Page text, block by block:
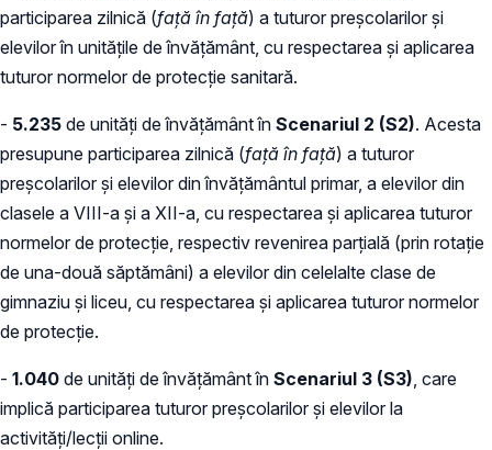
participarea zilnică (față în față) a tuturor preșcolarilor și
elevilor în unitățile de învățământ, cu respectarea și aplicarea
tuturor normelor de protecție sanitară.
- 5.235 de unități de învățământ în Scenariul 2 (S2). Acesta
presupune participarea zilnică (față în față) a tuturor
preșcolarilor și elevilor din învățământul primar, a elevilor din
clasele a VIII-a și a XII-a, cu respectarea și aplicarea tuturor
normelor de protecție, respectiv revenirea parțială (prin rotație
de una-două săptămâni) a elevilor din celelalte clase de
gimnaziu și liceu, cu respectarea și aplicarea tuturor normelor
de protecție.
- 1.040 de unități de învățământ în Scenariul 3 (S3) , care
implică participarea tuturor preșcolarilor și elevilor la
activități/lecții online.